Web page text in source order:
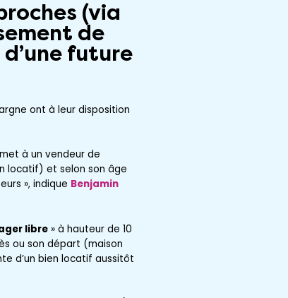
(via
de
d’une future
ont à leur disposition
à un vendeur de
locatif) et selon son âge
», indique Benjamin
libre» à hauteur de 10
ou son départ (maison
d’un bien locatif aussitôt